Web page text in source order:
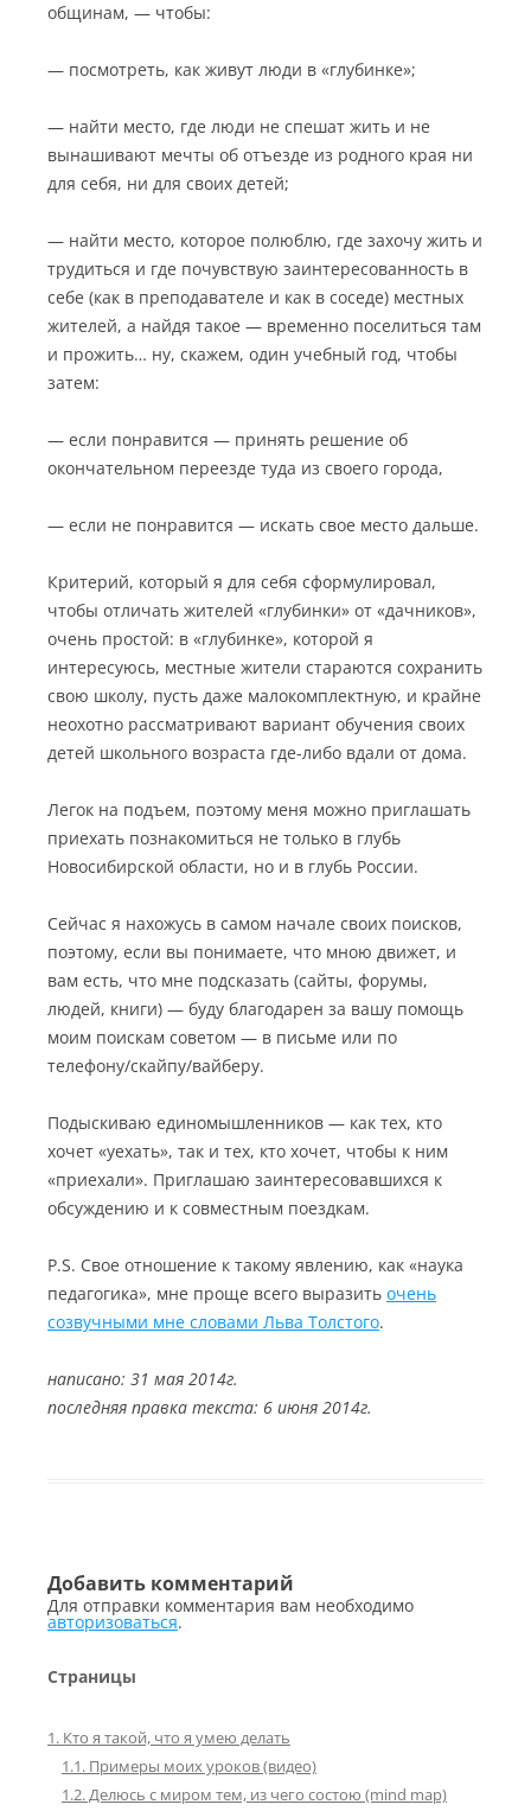
общинам, — чтобы:
— посмотреть, как живут люди в «глубинке»;
— найти место, где люди не спешат жить и не
вынашивают мечты об отъезде из родного края ни
для себя, ни для своих детей;
— найти место, которое полюблю, где захочу жить и
трудиться и где почувствую заинтересованность в
себе (как в преподавателе и как в соседе) местных
жителей, а найдя такое — временно поселиться там
и прожить… ну, скажем, один учебный год, чтобы
затем:
— если понравится — принять решение об
окончательном переезде туда из своего города,
— если не понравится — искать свое место дальше.
Критерий, который я для себя сформулировал,
чтобы отличать жителей «глубинки» от «дачников»,
очень простой: в «глубинке», которой я
интересуюсь, местные жители стараются сохранить
свою школу, пусть даже малокомплектную, и крайне
неохотно рассматривают вариант обучения своих
детей школьного возраста где-либо вдали от дома.
Легок на подъем, поэтому меня можно приглашать
приехать познакомиться не только в глубь
Новосибирской области, но и в глубь России.
Сейчас я нахожусь в самом начале своих поисков,
поэтому, если вы понимаете, что мною движет, и
вам есть, что мне подсказать (сайты, форумы,
людей, книги) — буду благодарен за вашу помощь
моим поискам советом — в письме или по
телефону/скайпу/вайберу.
Подыскиваю единомышленников — как тех, кто
хочет «уехать», так и тех, кто хочет, чтобы к ним
«приехали». Приглашаю заинтересовавшихся к
обсуждению и к совместным поездкам.
P.S. Свое отношение к такому явлению, как «наука
педагогика», мне проще всего выразить очень
созвучными мне словами Льва Толстого.
написано: 31 мая 2014г.
последняя правка текста: 6 июня 2014г.
Добавить комментарий
Для отправки комментария вам необходимо
авторизоваться.
Страницы
1. Кто я такой, что я умею делать
1.1. Примеры моих уроков (видео)
1.2. Делюсь с миром тем, из чего состою (mind map)